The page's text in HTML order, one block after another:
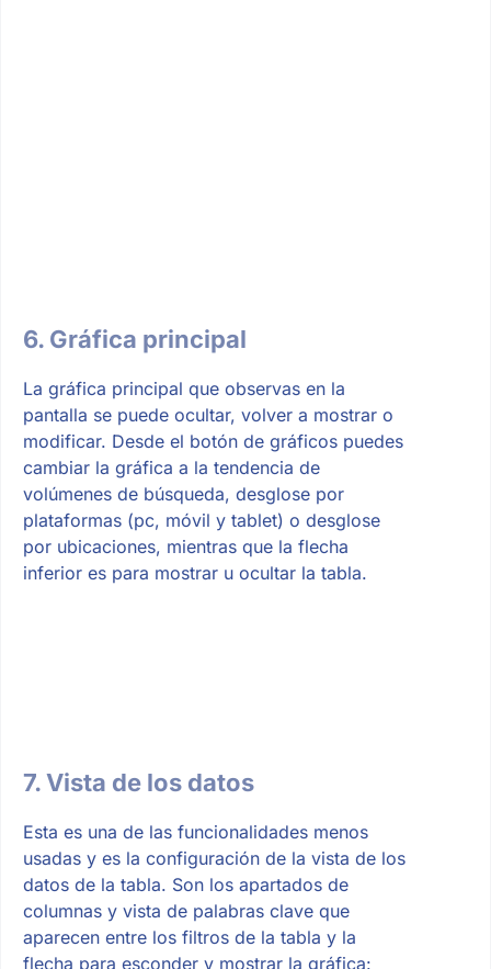
6. Gráfica principal
La gráfica principal que observas en la
pantalla se puede ocultar, volver a mostrar o
modificar. Desde el botón de gráficos puedes
cambiar la gráfica a la tendencia de
volúmenes de búsqueda, desglose por
plataformas (pc, móvil y tablet) o desglose
por ubicaciones, mientras que la flecha
inferior es para mostrar u ocultar la tabla.
7. Vista de los datos
Esta es una de las funcionalidades menos
usadas y es la configuración de la vista de los
datos de la tabla. Son los apartados de
columnas y vista de palabras clave que
aparecen entre los filtros de la tabla y la
flecha para esconder y mostrar la gráfica: